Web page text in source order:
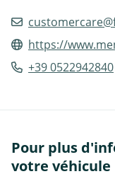
https://
+39 0522942840
Pour plus
votre véhicule